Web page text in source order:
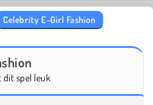
Celebrity E-Girl Fashion
dit spel leuk